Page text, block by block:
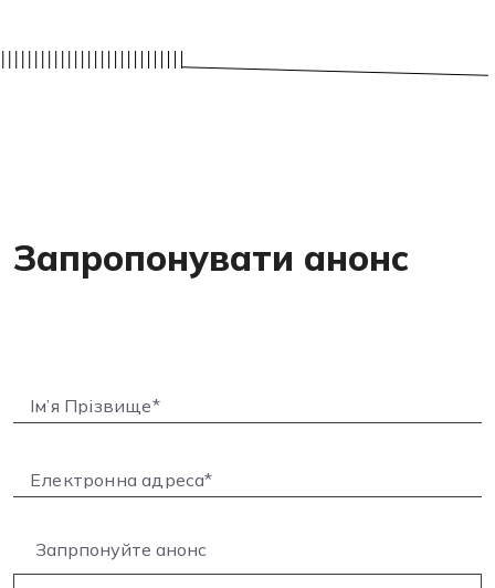
Запропонувати анонс
Запрпонуйте анонс